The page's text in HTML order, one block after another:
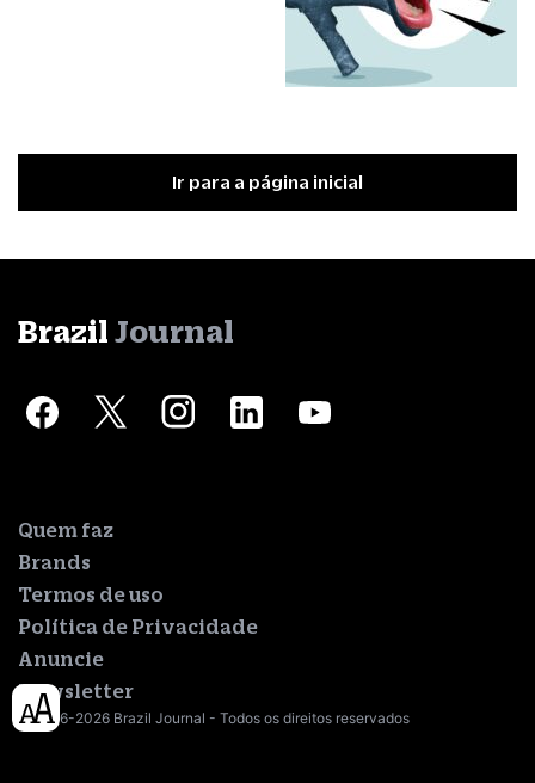
Ir para a página inicial
Brazil Journal
Quem faz
Brands
Termos de uso
Política de Privacidade
Anuncie
Newsletter
© 2016-2026 Brazil Journal - Todos os direitos reservados